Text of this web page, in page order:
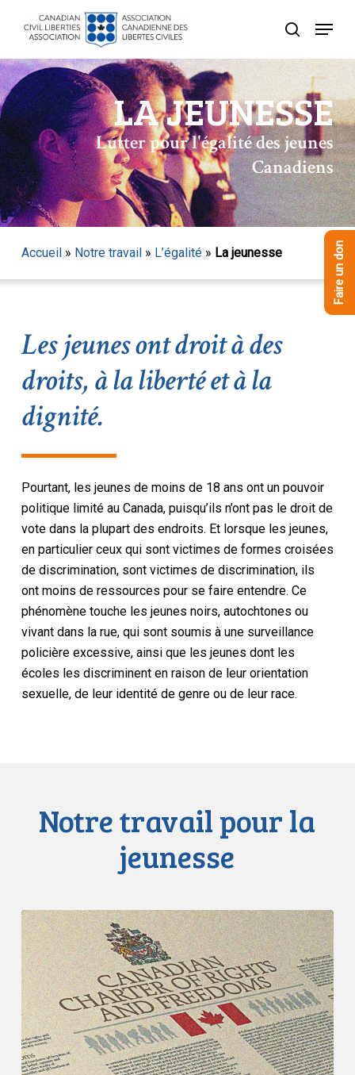
content
recherche
Menu
LA JEUNESSE
Lutter pour l'égalité des jeunes
Canadiens
Accueil» Notre travail» L’égalité» La jeunesse
Les jeunes ont droit à des
droits, à la liberté et à la
dignité.
Pourtant, les jeunes de moins de 18 ans ont un pouvoir
politique limité au Canada, puisqu’ils n’ont pas le droit de
vote dans la plupart des endroits. Et lorsque les jeunes,
en particulier ceux qui sont victimes de formes croisées
de discrimination, sont victimes de discrimination, ils
ont moins de ressources pour se faire entendre. Ce
phénomène touche les jeunes noirs, autochtones ou
vivant dans la rue, qui sont soumis à une surveillance
policière excessive, ainsi que les jeunes dont les
écoles les discriminent en raison de leur orientation
sexuelle, de leur identité de genre ou de leur race.
Notre travail pour la
jeunesse
L’ACLC
intervient
devant
la
Cour
suprême
dans
la
Menu
Faire un don